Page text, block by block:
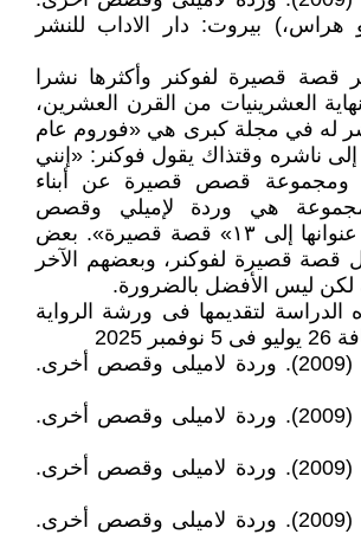
هراس،) بيروت: دار الاداب للنشر
قصة قصيرة لفوكنر وأكثرها نشرا
العشرينيات من القرن العشرين،
له في مجلة كبرى هي «فوروم عام
إلى ناشره وقتذاك يقول فوكنر: «إنني
ومجموعة قصص قصيرة عن أبناء
هي وردة لإميلي وقصص
أخرى»، التي تغير عنوانها إلى ۱۳» قصة قصيرة». بعض
قصة قصيرة لفوكنر، وبعضهم الآخر
لكن ليس الأفضل بالضرورة.
لتقديمها فى ورشة الرواية
2025
(3) وليام فوكنر. (2009). وردة لاميلى وقصص أخرى.
(4) وليام فوكنر. (2009). وردة لاميلى وقصص أخرى.
(5) وليام فوكنر. (2009). وردة لاميلى وقصص أخرى.
(6) وليام فوكنر. (2009). وردة لاميلى وقصص أخرى.